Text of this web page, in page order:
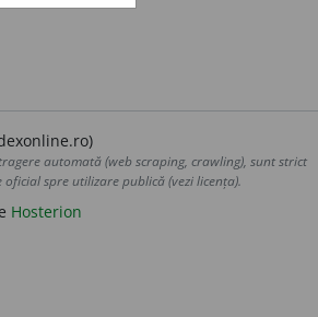
automată (web scraping, crawling), sunt strict
spre utilizare publică (vezi licența).
Hosterion